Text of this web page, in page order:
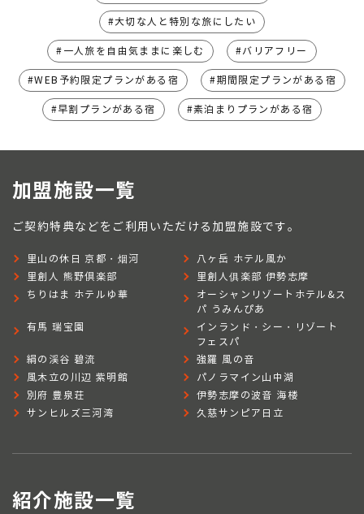
大切な人と特別な旅にしたい
一人旅を自由気ままに楽しむ バリアフリー
WEB予約限定プランがある宿 期間限定プランがある宿
早割プランがある宿 素泊まりプランがある宿
加盟施設一覧
ご契約特典などをご利用いただける加盟施設です。
里山の休日 京都・烟河
八ヶ岳 ホテル風か
里創人 熊野倶楽部
里創人俱楽部 伊勢志摩
ちりはま ホテルゆ華
オーシャンリゾートホテル&ス
パ うみんぴあ
有馬 瑞宝園
インランド・シー・リゾート
フェスパ
絹の渓谷 碧流
強羅 風の音
風木立の川辺 紫明館
パノラマイン山中湖
別府 豊泉荘
伊勢志摩の波音 海楼
サンヒルズ三河湾
久慈サンピア日立
紹介施設一覧